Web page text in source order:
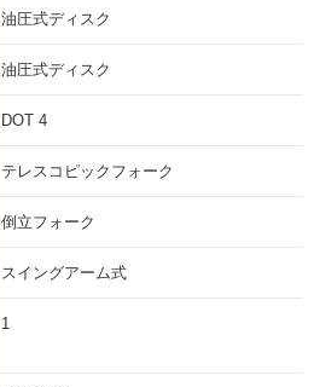
油圧式ディスク
油圧式ディスク
DOT 4
テレスコピックフォーク
倒立フォーク
スイングアーム式
1